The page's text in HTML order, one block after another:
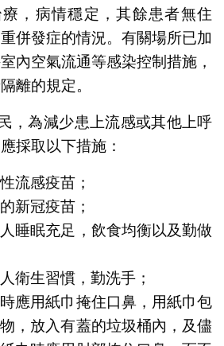
，病情穩定，其餘患者無住
併發症的情況。有關場所已加
內空氣流通等感染控制措施，
離的規定。
，為減少患上流感或其他上呼
採取以下措施：
流感疫苗；
新冠疫苗；
睡眠充足，飲食均衡以及勤做
衛生習慣，勤洗手；
應用紙巾掩住口鼻，用紙巾包
，放入有蓋的垃圾桶內，及儘